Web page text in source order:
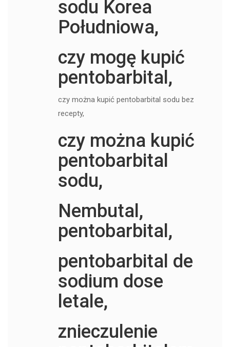
sodu Korea
Południowa,
czy mogę kupić
pentobarbital,
czy można kupić pentobarbital sodu bez
recepty,
czy można kupić
pentobarbital
sodu,
Nembutal,
pentobarbital,
pentobarbital de
sodium dose
letale,
znieczulenie